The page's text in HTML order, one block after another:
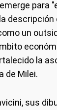
para
descripción
un
la
de Milei.
sus